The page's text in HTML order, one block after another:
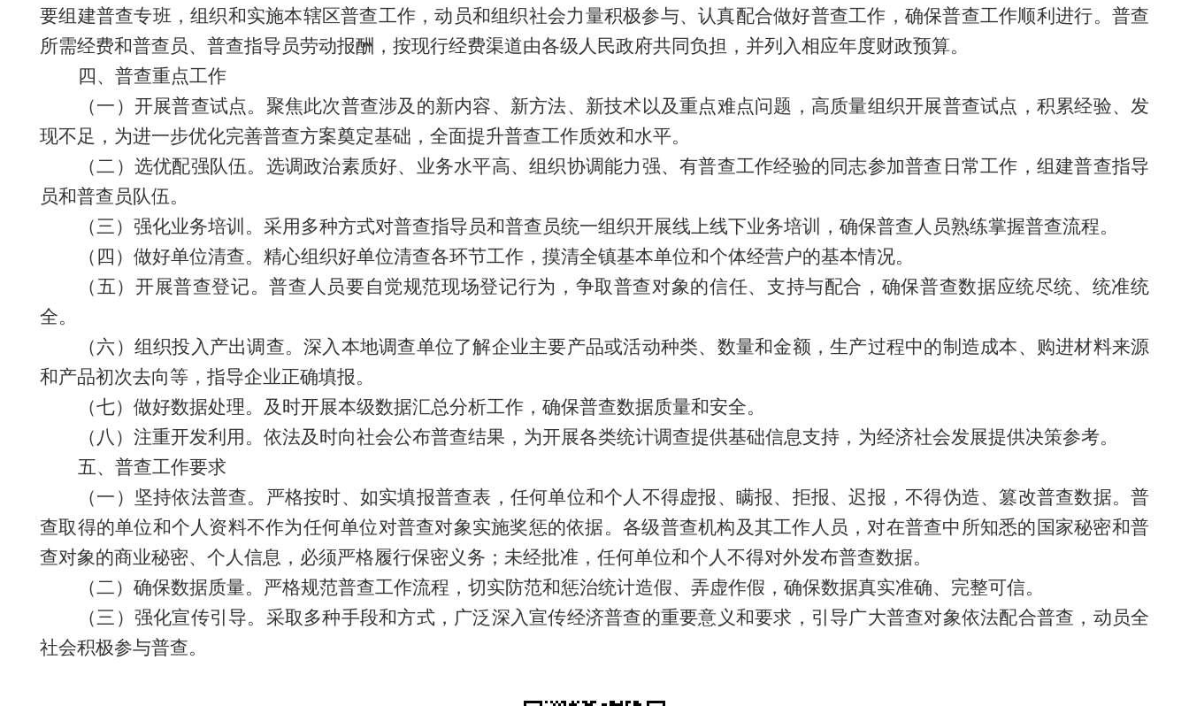
要组建普查专班，组织和实施本辖区普查工作，动员和组织社会力量积极参与、认真配合做好普查工作，确保普查工作顺利进行。普查
所需经费和普查员、普查指导员劳动报酬，按现行经费渠道由各级人民政府共同负担，并列入相应年度财政预算。
四、普查重点工作
（一 ） 开展普查试点。聚焦此次普查涉及的新内容、新方法、新技术以及重点难点问题，高质量组织开展普查试点，积累经验、发
现不足，为进一步优化完善普查方案奠定基础，全面提升普查工作质效和水平。
（二 ） 选优配强队伍。选调政治素质好、业务水平高、组织协调能力强、有普查工作经验的同志参加普查日常工作，组建普查指导
员和普查员队伍。
（三） 强化业务培训。采用多种方式对普查指导员和普查员统一组织开展线上线下业务培训，确保普查人员熟练掌握普查流程。
（ 四 ） 做好单位清查。精心组织好单位清查各环节工作，摸清全镇基本单位和个体经营户的基本情况。
（五） 开展普查登记。普查人员要自觉规范现场登记行为，争取普查对象的信任、支持与配合，确保普查数据应统尽统、统准统
全。
（六） 组织投入产出调查。深入本地调查单位了解企业主要产品或活动种类、数量和金额，生产过程中的制造成本、购进材料来源
和产品初次去向等，指导企业正确填报。
（七） 做好数据处理。及时开展本级数据汇总分析工作，确保普查数据质量和安全。
（ 八 ） 注重开发利用。依法及时向社会公布普查结果，为开展各类统计调查提供基础信息支持，为经济社会发展提供决策参考。
五、普查工作要求
（一 ） 坚持依法普查。严格按时、如实填报普查表 ， 任何单位和个人不得虚报、瞒报、拒报、迟报，不得伪造、篡改普查数据。普
查取得的单位和个人资料不作为任何单位对普查对象实施奖惩的依据。各级普查机构及其工作人员，对在普查中所知悉的国家秘密和普
查对象的商业秘密、个人信息，必须严格履行保密义务；未经批准，任何单位和个人不得对外发布普查数据。
（二） 确保数据质量。严格规范普查工作流程，切实防范和惩治统计造假、弄虚作假，确保数据真实准确、完整可信。
（三 ） 强化宣传引导。采取多种手段和方式，广泛深入宣传经济普查的重要意义和要求，引导广大普查对象依法配合普查， 动员全
社会积极参与普查。